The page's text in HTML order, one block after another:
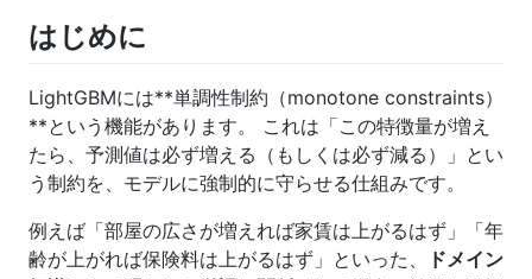
はじめに
LightGBMには**単調性制約（monotone constraints）
**という機能があります。 これは「この特徴量が増え
たら、予測値は必ず増える（もしくは必ず減る）」とい
う制約を、モデルに強制的に守らせる仕組みです。
例えば「部屋の広さが増えれば家賃は上がるはず」「年
齢が上がれば保険料は上がるはず」といった、
ドメイン